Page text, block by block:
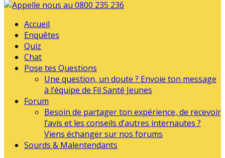
Accueil
Enquêtes
Quiz
Chat
Pose tes Questions
Une question, un doute ? Envoie ton message
à l’équipe de Fil Santé Jeunes
Forum
Besoin de partager ton expérience, de recevoir
l’avis et les conseils d’autres internautes ?
Viens échanger sur nos forums
Sourds & Malentendants